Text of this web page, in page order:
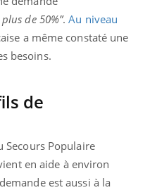
de 50%”.Au niveau
a même constaté une
besoins.
de
Secours Populaire
en aide à environ
est aussi à la